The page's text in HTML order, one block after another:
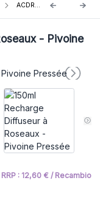
ACDR-18
- Pivoine
RRP : 12,60 € / Recambio